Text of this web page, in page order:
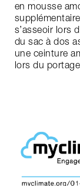
en mousse
s’asseoir lors
du sac à dos
une ceinture
lors du